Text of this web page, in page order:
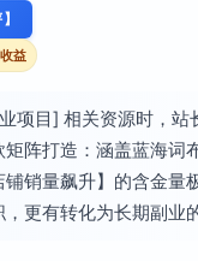
益
项目] 相关资源时，站
矩阵打造：涵盖蓝海词
铺销量飙升】的含金量
更有转化为长期副业